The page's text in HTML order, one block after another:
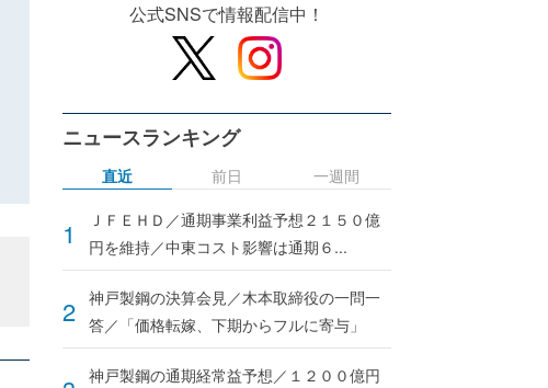
公式SNSで情報配信中！
ニュースランキング
直近
ＪＦＥＨＤ／通期事業利益予想２１５０億
円を維持／中東コスト影響は通期６...
神戸製鋼の決算会見／木本取締役の一問一
答／「価格転嫁、下期からフルに寄与」
神戸製鋼の通期経常益予想／１２００億円
前日 一週間